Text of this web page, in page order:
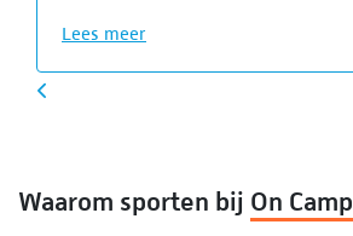
Lees meer
Waarom sporten bij On